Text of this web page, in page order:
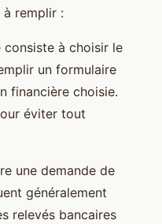
remplir :
consiste à choisir le
un formulaire
financière choisie.
éviter tout
une demande de
généralement
relevés bancaires